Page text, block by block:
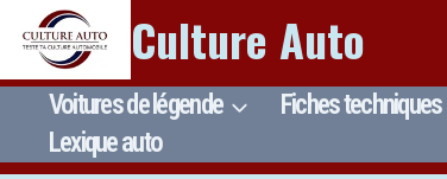
Aller
au
contenu
Culture Auto
Voitures de légende Fiches techniques
Lexique auto